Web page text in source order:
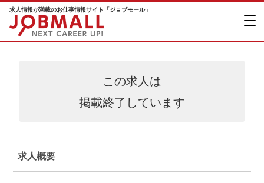
求人情報が満載のお仕事情報サイト「ジョブモール」
この求人は
掲載終了しています
求人概要